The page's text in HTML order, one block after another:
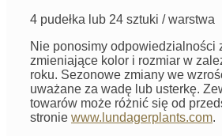
4 pudełka lub 24 sztuki / warstwa
Nie ponosimy odpowiedzialności
zmieniające kolor i rozmiar w
roku. Sezonowe zmiany we
uważane za wadę lub usterkę.
towarów może różnić się od
stronie www.lundagerplants.com.